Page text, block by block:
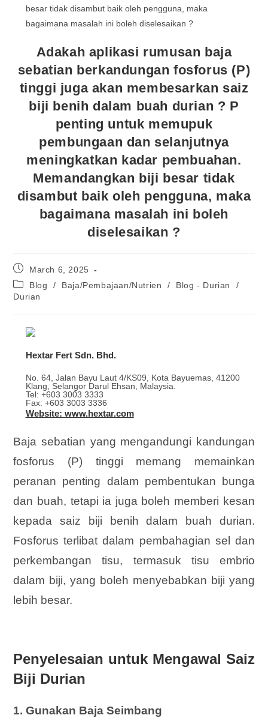
Adakah aplikasi rumusan baja
sebatian berkandungan fosforus (P)
tinggi juga akan membesarkan saiz
biji benih dalam buah durian ? P
penting untuk memupuk
pembungaan dan selanjutnya
meningkatkan kadar pembuahan.
Memandangkan biji besar tidak
disambut baik oleh pengguna, maka
bagaimana masalah ini boleh
diselesaikan ?
March 6, 2025
Blog
/ Baja/Pembajaan/Nutrien / Blog - Durian
/
Durian
Hextar Fert Sdn. Bhd.
No. 64, Jalan Bayu Laut 4/KS09, Kota Bayuemas, 41200
Klang, Selangor Darul Ehsan, Malaysia.
Tel: +603 3003 3333
Fax: +603 3003 3336
Website: www.hextar.com
Baja sebatian yang mengandungi kandungan
fosforus (P) tinggi memang memainkan
peranan penting dalam pembentukan bunga
dan buah, tetapi ia juga boleh memberi kesan
kepada saiz biji benih dalam buah durian.
Fosforus terlibat dalam pembahagian sel dan
perkembangan tisu, termasuk tisu embrio
dalam biji, yang boleh menyebabkan biji yang
lebih besar.
Penyelesaian untuk Mengawal Saiz
Biji Durian
1. Gunakan Baja Seimbang